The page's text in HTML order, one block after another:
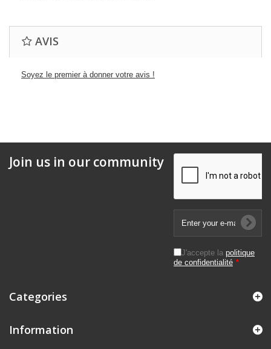
AVIS
Soyez le premier à donner votre avis !
Join us in our community
J'accepte la politique
de confidentialité *
Categories
Information